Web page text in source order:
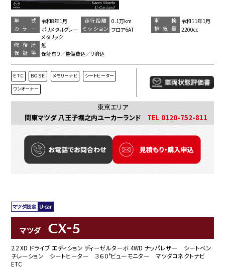
年 式 令和8年1月 走行距離 0.1万km 車 検
令和11年1月
カラー
ポリメタルグレー
メタリック
ミッション フロア6AT 排気量
2200cc
修復歴
無
保証等
保証有り／整備費込／リ済込
ＥＴＣ ＢＯＳＥ メモリーナビ シートヒーター
ワンオーナー
東京エリア
関東マツダ 八王子堀之内ユーカーランド
TEL 0120-752-811
マツダ CX-5
2.2 XD ドライブ エディション ディーゼルターボ 4WD ナッパレザー シートベン
チレーション シートヒーター ３６０°ビューモニター マツダコネクトナビ
ETC